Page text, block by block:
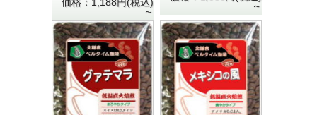
価格：1,188円(税込)
～
～